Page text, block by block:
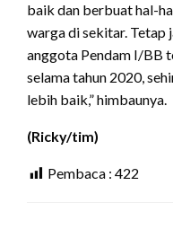
baik dan berbuat hal-
warga di sekitar. Tetap
anggota Pendam I/BB
selama tahun 2020,
lebih baik,” himbaunya.
(Ricky/tim)
Pembaca : 422